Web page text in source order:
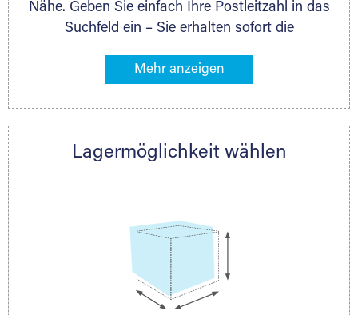
Nähe. Geben Sie einfach Ihre Postleitzahl in das
Suchfeld ein – Sie erhalten sofort die
Lagermöglichkeiten in Ihrer Nähe. An zahlreichen
direkt online mieten. Gibt es Extraraum noch
nächstgelegenen Partner und besprechen alles
Lagermöglichkeit wählen